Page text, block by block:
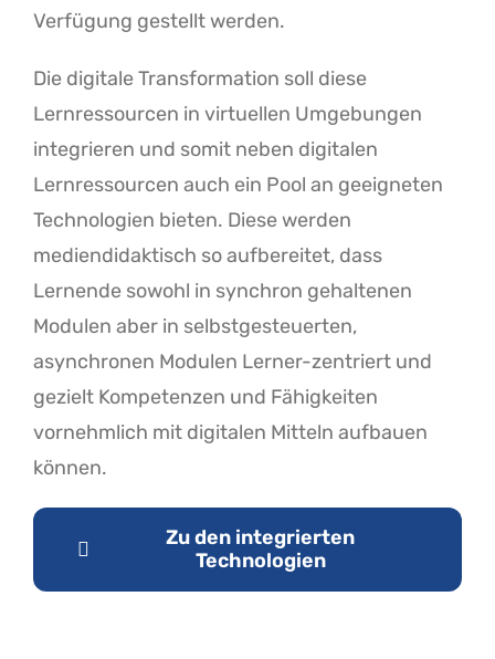
Verfügung gestellt werden.
Die digitale Transformation soll diese
Lernressourcen in virtuellen Umgebungen
integrieren und somit neben digitalen
Lernressourcen auch ein Pool an geeigneten
Technologien bieten. Diese werden
mediendidaktisch so aufbereitet, dass
Lernende sowohl in synchron gehaltenen
Modulen aber in selbstgesteuerten,
asynchronen Modulen Lerner-zentriert und
gezielt Kompetenzen und Fähigkeiten
vornehmlich mit digitalen Mitteln aufbauen
können.
Zu den integrierten
Technologien